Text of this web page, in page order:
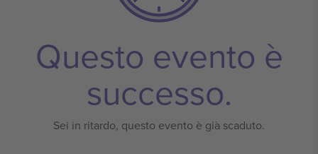
Questo evento è
successo.
Sei in ritardo, questo evento è già scaduto.